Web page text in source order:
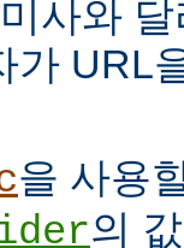
사와
가 URL
을 사용
의